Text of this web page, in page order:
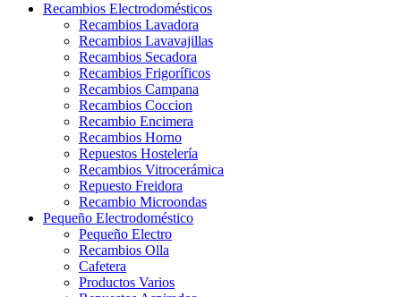
Recambios Electrodomésticos
Recambios Lavadora
Recambios Lavavajillas
Recambios Secadora
Recambios Frigoríficos
Recambios Campana
Recambios Coccion
Recambio Encimera
Recambios Horno
Repuestos Hostelería
Recambios Vitrocerámica
Repuesto Freidora
Recambio Microondas
Pequeño Electrodoméstico
Pequeño Electro
Recambios Olla
Cafetera
Productos Varios